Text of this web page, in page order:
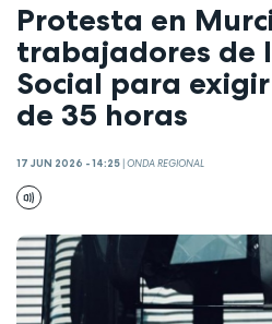
Protesta en
trabajadores de
Social para
de 35 horas
17 JUN 2026 - 14:25 |ONDA REGIONAL